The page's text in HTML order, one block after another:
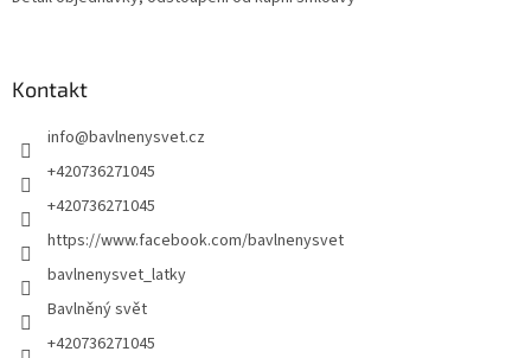
Kontakt
info@bavlnenysvet.cz
+420736271045
+420736271045
https://www.facebook.com/bavlnenysvet
bavlnenysvet_latky
Bavlněný svět
+420736271045